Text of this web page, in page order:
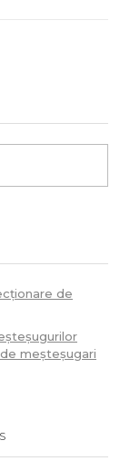
de
meșteșugari